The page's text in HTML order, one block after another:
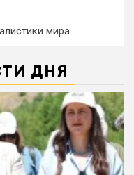
мира
ДНЯ